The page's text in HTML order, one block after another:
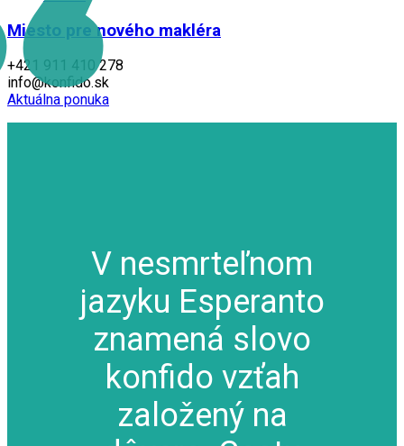
Miesto pre nového makléra
+421 911 410 278
info@konfido.sk
Aktuálna ponuka
V nesmrteľnom
jazyku Esperanto
znamená slovo
konfido vzťah
založený na